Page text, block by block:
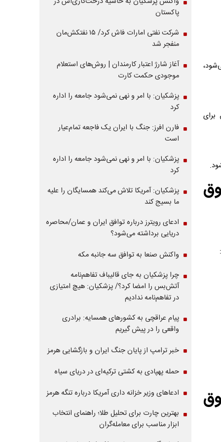
برای
پاکستان
شرکت نفتی امارات فاش کرد/ ۱۵ نفتکش‌مان
منفجر شد
آغاز شارژ اعتبار کارمندان | روش‌های استعلام
موجودی حکمت کارت
پزشکیان: با امر و نهی نمی‌شود جامعه را اداره
کرد
فارن افرز: جنگ با ایران یک فاجعه تمام‌عیار
است
پزشکیان: با امر و نهی نمی‌شود جامعه را اداره
کرد
پزشکیان: آمریکا تلاش می‌کند همسایگان را علیه
ما بسیج کند
ادعای رویترز درباره توافق ایران و عمان/محاصره
دریایی برداشته می‌شود؟
واکنش صنعا به توافق سه جانبه مکه
چرا پزشکیان به جای قالیباف تفاهم‌نامه
آتش‌بس را امضا کرد؟/ پزشکیان: هیچ امتیازی
در تفاهم‌نامه ندادیم
پیام عراقچی به کشورهای همسایه: برادری
واقعی را در پیش گیریم
خبر ترامپ از پایان جنگ ایران و بازگشایی هرمز
حمله پهپادی به کشتی ترکیه‌ای در دریای سیاه
ادعاهای وزیر خزانه داری آمریکا درباره تنگه هرمز
بهترین چارت برای تحلیل طلا؛ راهنمای انتخاب
ابزار مناسب برای معامله‌گران